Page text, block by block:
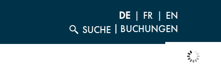
DE FR
EN
SUCHE
BUCHUNGEN
28